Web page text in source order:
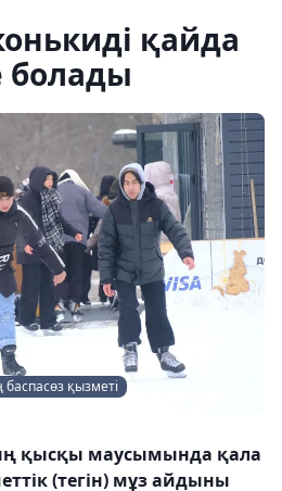
қайда
болады
баспасөз қызметі
қысқы маусымында қала
(тегін) мұз айдыны